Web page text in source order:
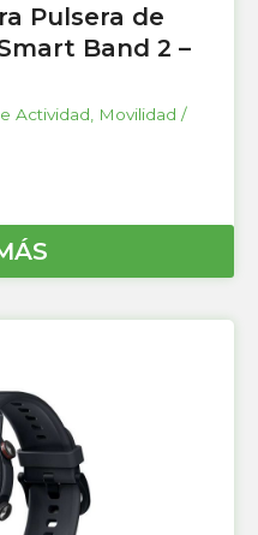
Pulsera de
Band 2 –
Actividad
Movilidad /